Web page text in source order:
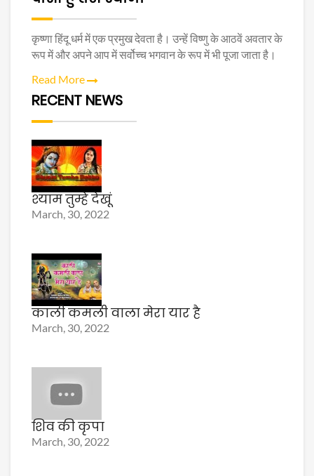
कृष्णा हिंदू धर्म में एक प्रमुख देवता है। उन्हें विष्णु के आठवें अवतार के
रूप में और अपने आप में सर्वोच्च भगवान के रूप में भी पूजा जाता है।
Read More
RECENT NEWS
श्याम तुम्हे देखूं
March, 30, 2022
काली कमली वाला मेरा यार है
March, 30, 2022
शिव की कृपा
March, 30, 2022